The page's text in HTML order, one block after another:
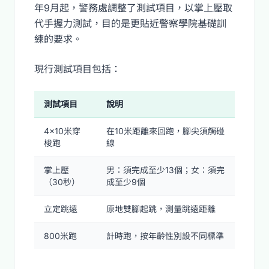
年9月起，警務處調整了測試項目，以掌上壓取
代手握力測試，目的是更貼近警察學院基礎訓
練的要求。
現行測試項目包括：
測試項目 說明
4×10米穿
梭跑
在10米距離來回跑，腳尖須觸碰
線
掌上壓
（30秒）
男：須完成至少13個；女：須完
成至少9個
立定跳遠 原地雙腳起跳，測量跳遠距離
800米跑 計時跑，按年齡性別設不同標準